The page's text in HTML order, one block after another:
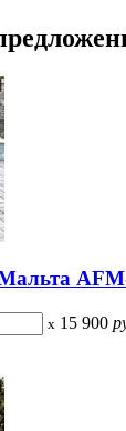
x 15 900